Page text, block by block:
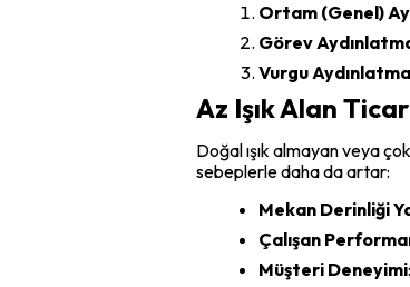
Ortam (Genel)
Görev
Vurgu
Az Işık Alan
Doğal ışık almayan veya
sebeplerle daha da artar:
Mekan Derinliği
Çalışan
Müşteri Deneyimi